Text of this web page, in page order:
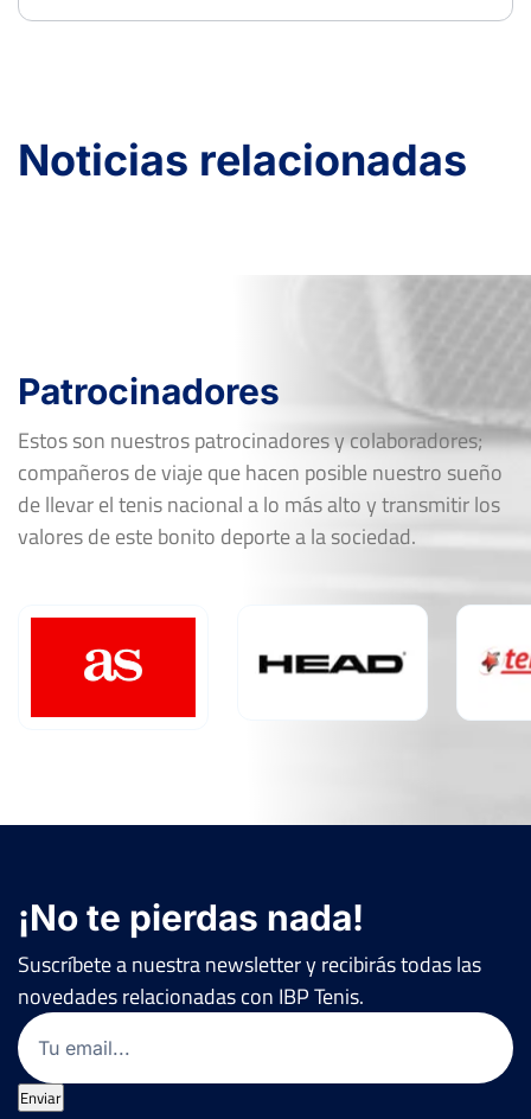
Noticias relacionadas
Patrocinadores
Estos son nuestros patrocinadores y colaboradores;
compañeros de viaje que hacen posible nuestro sueño
de llevar el tenis nacional a lo más alto y transmitir los
valores de este bonito deporte a la sociedad.
¡No te pierdas nada!
Suscríbete a nuestra newsletter y recibirás todas las
novedades relacionadas con IBP Tenis.
Email
Enviar